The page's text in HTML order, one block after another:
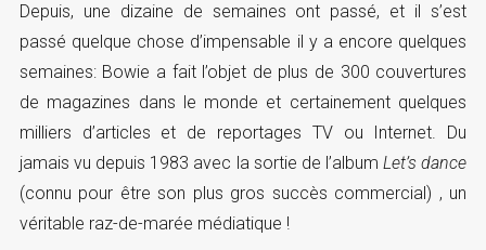
Depuis, une dizaine de semaines ont passé, et il s’est
passé quelque chose d’impensable il y a encore quelques
semaines: Bowie a fait l’objet de plus de 300 couvertures
de magazines dans le monde et certainement quelques
milliers d’articles et de reportages TV ou Internet. Du
jamais vu depuis 1983 avec la sortie de l’album Let’s dance
(connu pour être son plus gros succès commercial) , un
véritable raz-de-marée médiatique !